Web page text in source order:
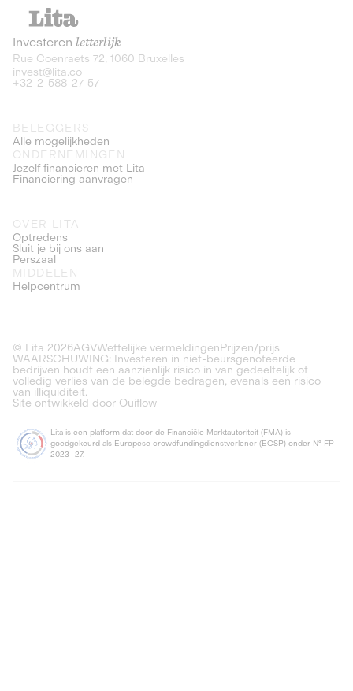
De terugbetaling van deze obligaties
hangt vaak af van een herfinanciering,
los van de eigen cashflow van het bedrijf.
Het risiconiveau van 'KMO schuld'-
obligaties is lager dankzij het meer
onderneming en de stabiliteit van hun
bedrijfsmodel. Bij financiering van
industriële overnames is het risiconiveau
hoger.
Investeren letterlijk
Rue Coenraets 72, 1060 Bruxelles
invest@lita.co
+32-2-588-27-57
BELEGGERS
Alle mogelijkheden
ONDERNEMINGEN
Jezelf financieren met Lita
Financiering aanvragen
OVER LITA
Optredens
Sluit je bij ons aan
Perszaal
MIDDELEN
Helpcentrum
© Lita 2026AGVWettelijke vermeldingenPrijzen/prijs
WAARSCHUWING: Investeren in niet-beursgenoteerde
bedrijven houdt een aanzienlijk risico in van gedeeltelijk of
volledig verlies van de belegde bedragen, evenals een risico
van illiquiditeit.
Site ontwikkeld door Ouiflow
Lita is een platform dat door de Financiële Marktautoriteit (FMA) is
goedgekeurd als Europese crowdfundingdienstverlener (ECSP) onder N° FP
2023- 27.